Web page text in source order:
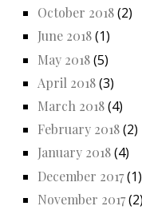
October 2018(2)
June 2018(1)
May 2018(5)
April 2018(3)
March 2018(4)
February 2018(2)
January 2018(4)
December 2017(1)
November 2017(2)